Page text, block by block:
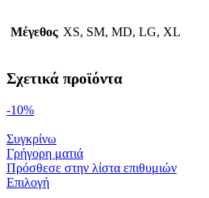
Μέγεθος XS, SM, MD, LG, XL
Σχετικά προϊόντα
-10%
Συγκρίνω
Γρήγορη ματιά
Πρόσθεσε στην λίστα επιθυμιών
Επιλογή